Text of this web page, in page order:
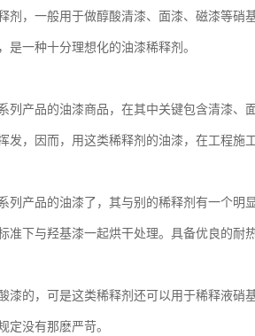
剂，一般用于做醇酸清漆、面漆、磁漆等硝
是一种十分理想化的油漆稀释剂。
列产品的油漆商品，在其中关键包含清漆、
，因而，用这类稀释剂的油漆，在工程施
列产品的油漆了，其与别的稀释剂有一个明
下与羟基漆一起烘干处理。具备优良的耐热
漆的，可是这类稀释剂还可以用于稀释液硝
定没有那麽严苛。